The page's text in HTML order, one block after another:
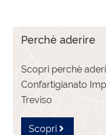
Perchè aderire
Scopri perchè
Confartigianato
Treviso
Scopri